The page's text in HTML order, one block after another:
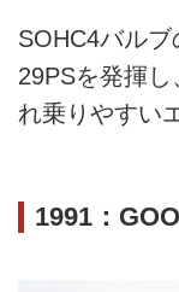
SOHC4バル
29PSを発揮
れ乗りやすい
1991：